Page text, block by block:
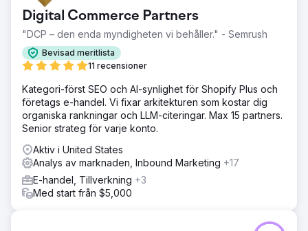
Resultat
Anchours arbete har gett betydande resultat, där Walden
uppnådde sin första positiva medlemstillväxt sedan 2022
samtidigt som utgifterna minskade med 75 %. Deras
varumärkesåterställning har satt företaget på en ny väg
för framgång, med konsekvent månatlig tillväxt sedan
partnerskapet började. Anchours fokus på handling, tydlig
kommunikation och djup integration med Waldens team
har gjort dem till en pålitlig förlängning av
marknadsavdelningen, vilket ger påtaglig affärseffekt.
Gå till byråsida
Digital Commerce Partners
"DCP – den enda myndigheten vi behåller." - Semrush
Bevisad meritlista
11 recensioner
Kategori-först SEO och AI-synlighet för Shopify Plus och
företags e-handel. Vi fixar arkitekturen som kostar dig
organiska rankningar och LLM-citeringar. Max 15 partners.
Senior strateg för varje konto.
Aktiv i United States
Analys av marknaden, Inbound Marketing +17
E-handel, Tillverkning +3
Med start från $5,000